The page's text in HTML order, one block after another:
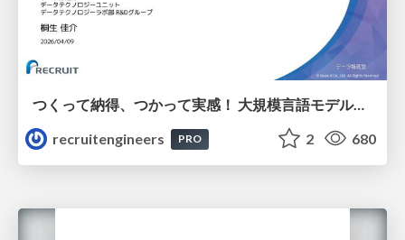
つくって納得、つかって実感！ 大規模言語モデルことはじめ ver2.0
recruitengineers
PRO 2 680